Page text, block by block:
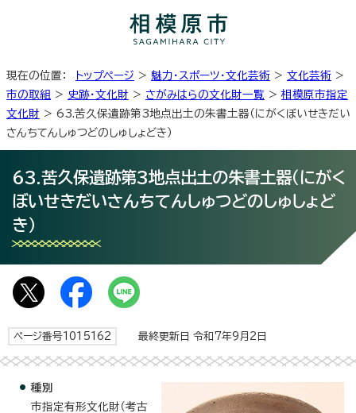
現在の位置： トップページ > 魅力・スポーツ・文化芸術 > 文化芸術 >
市の取組 > 史跡・文化財 > さがみはらの文化財一覧 > 相模原市指定
文化財 > 63.苦久保遺跡第3地点出土の朱書土器（にがくぼいせきだい
さんちてんしゅつどのしゅしょどき）
63.苦久保遺跡第3地点出土の朱書土器（にがく
ぼいせきだいさんちてんしゅつどのしゅしょど
き）
ページ番号1015162 最終更新日 令和7年9月2日
種別
市指定有形文化財（考古